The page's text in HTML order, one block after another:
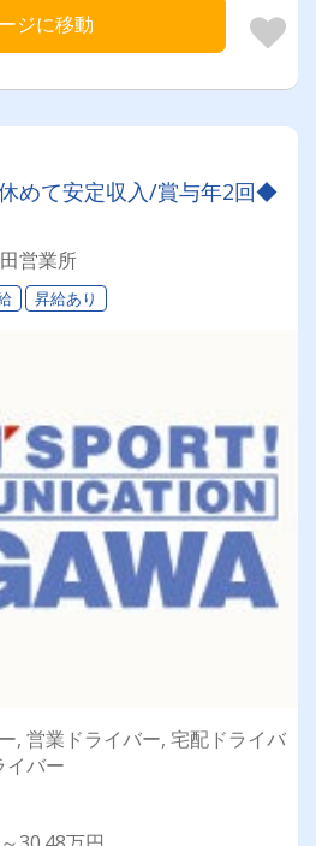
ジに移動
めて安定収入/賞与年2回◆
営業所
昇給あり
, 営業ドライバー, 宅配ドライバ
イバー